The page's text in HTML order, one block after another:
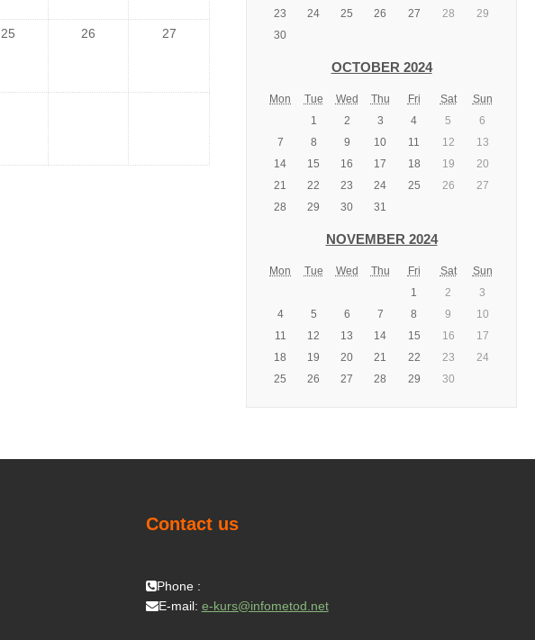
25 26 27
23
24 25 26 27 28
29
30
OCTOBER 2024
Mon Tue Wed Thu Fri Sat
Sun
1
2 3 4 5
6
7
8 9 10 11 12
13
14
15 16 17 18 19
20
21
22 23 24 25 26
27
28
29 30 31
NOVEMBER 2024
Mon Tue Wed Thu Fri Sat
Sun
1
2
3
4
5 6 7 8 9
10
11
12 13 14 15 16
17
18
19 20 21 22 23
24
25
26 27 28 29 30
Contact us
Phone :
E-mail: e-kurs@infometod.net